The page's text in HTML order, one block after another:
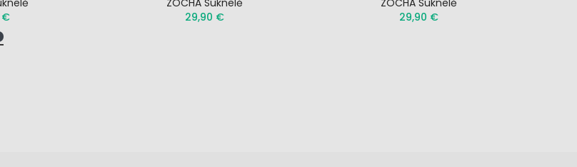
€
ZOCHA Suknelė
29,90 €
ZOCHA Suknelė
29,90 €